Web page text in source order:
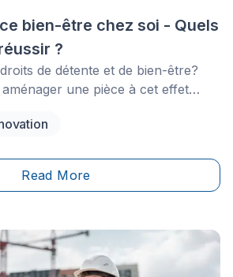
bien-être chez soi - Quels
?
de détente et de bien-être?
une pièce à cet effet
Read More